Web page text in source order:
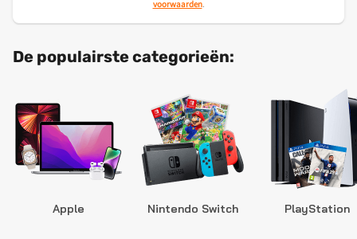
voorwaarden.
De populairste categorieën:
Apple Nintendo Switch PlayStation